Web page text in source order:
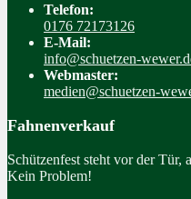
Telefon:
0176 72173126
E-Mail:
info@schuetzen-
Webmaster:
medien@schuetzen-
Fahnenverkauf
Schützenfest steht vor der Tür,
Kein Problem!